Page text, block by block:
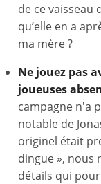
de ce vaisseau
qu’elle en a
ma mère ?
Ne jouez pas
joueuses
campagne n'a
notable de
originel était
dingue », nous
détails qui